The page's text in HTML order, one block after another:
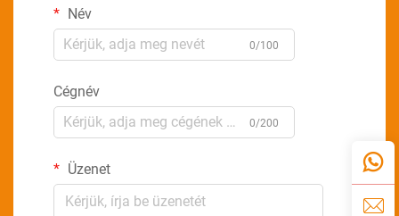
Név
0/100
Cégnév
0/200
Üzenet